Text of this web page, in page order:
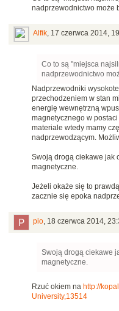
nadprzewodnictwo może
Alfik, 17 czerwca 2014,
Co to są "miejsca
nadprzewodnictwo
Nadprzewodniki
przechodzeniem w stan
energię wewnętrzną
magnetycznego w
materiale wtedy mamy
nadprzewodzącym.
Swoją drogą ciekawe jak
magnetyczne.
Jeżeli okaże się to
zacznie się epoka
pio, 18 czerwca 2014,
Swoją drogą ciekawe
magnetyczne.
Rzuć okiem na http://
University,13514